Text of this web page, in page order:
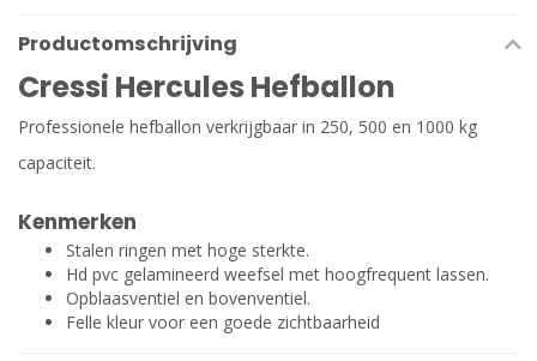
Productomschrijving
Cressi Hercules Hefballon
Professionele hefballon verkrijgbaar in 250, 500 en 1000 kg
capaciteit.
Kenmerken
Stalen ringen met hoge sterkte.
Hd pvc gelamineerd weefsel met hoogfrequent lassen.
Opblaasventiel en bovenventiel.
Felle kleur voor een goede zichtbaarheid